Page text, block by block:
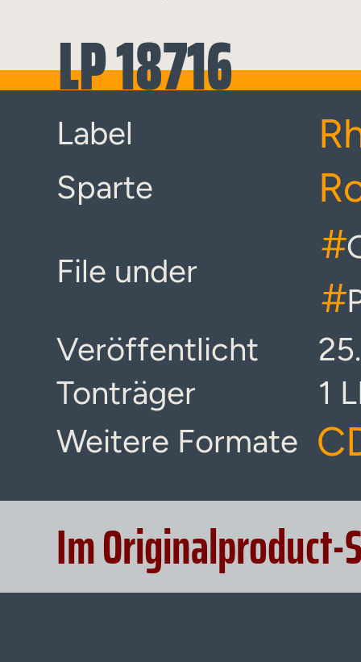
LP 18716
Label
Sparte
File under
#
#
Veröffentlicht
Tonträger
1
Weitere Formate
Im